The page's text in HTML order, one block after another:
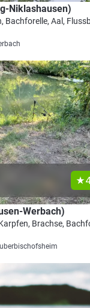
Niklashausen)
Bachforelle, Aal,
Werbach)
Brachse,